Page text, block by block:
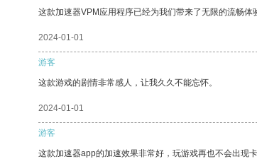
这款加速器VPM应用程序已经为我们带来了无限的流畅体
2024-01-01
游客
这款游戏的剧情非常感人，让我久久不能忘怀。
2024-01-01
游客
这款加速器app的加速效果非常好，玩游戏再也不会出现